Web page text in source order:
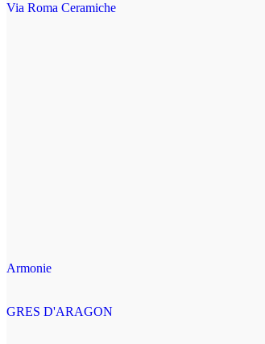
Via Roma Ceramiche
Armonie
GRES D'ARAGON